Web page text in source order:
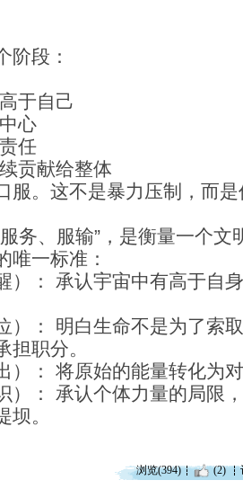
阶段：
于自己
心
任
贡献给整体
服。这不是暴力压制，而
务、服输”，是衡量一个文
唯一标准：
）： 承认宇宙中有高于自
）： 明白生命不是为了索
担职分。
）： 将原始的能量转化为
）： 承认个体力量的局限
坝。
浏览(394) (2)